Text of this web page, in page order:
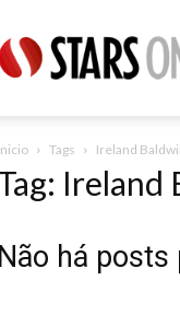
Online
Tags Ireland
Ireland
Não há posts